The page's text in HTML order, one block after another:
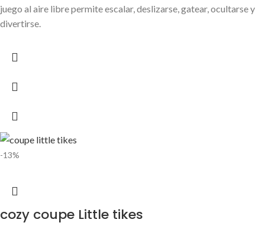
juego al aire libre permite escalar, deslizarse, gatear, ocultarse y
divertirse.
-13%
cozy coupe Little tikes